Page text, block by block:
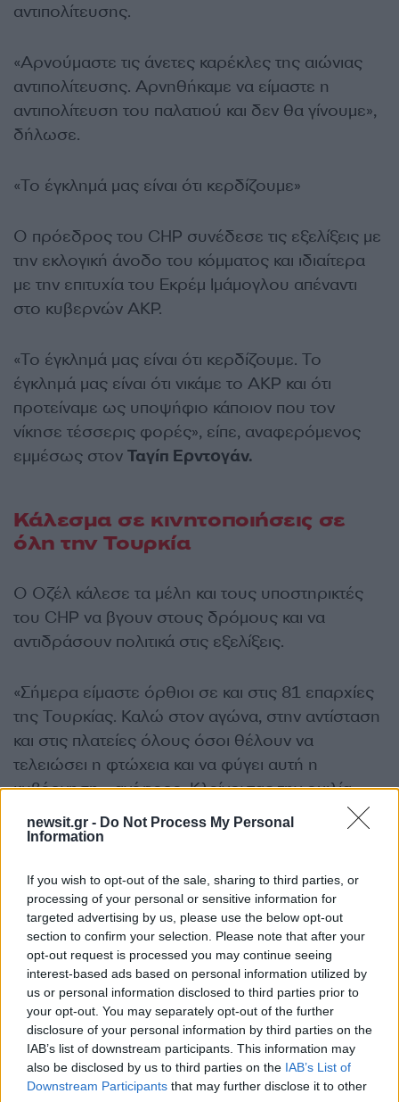
newsit.gr - Do Not Process My Personal
Information
If you wish to opt-out of the sale, sharing to third parties, or
processing of your personal or sensitive information for
targeted advertising by us, please use the below opt-out
section to confirm your selection. Please note that after your
opt-out request is processed you may continue seeing
interest-based ads based on personal information utilized by
us or personal information disclosed to third parties prior to
your opt-out. You may separately opt-out of the further
disclosure of your personal information by third parties on the
IAB’s list of downstream participants. This information may
also be disclosed by us to third parties on the IAB’s List of
Downstream Participants that may further disclose it to other
αντιπολίτευσης.
«Αρνούμαστε τις άνετες καρέκλες της αιώνιας
αντιπολίτευσης. Αρνηθήκαμε να είμαστε η
αντιπολίτευση του παλατιού και δεν θα γίνουμε»,
δήλωσε.
«Το έγκλημά μας είναι ότι κερδίζουμε»
Ο πρόεδρος του CHP συνέδεσε τις εξελίξεις με
την εκλογική άνοδο του κόμματος και ιδιαίτερα
με την επιτυχία του Εκρέμ Ιμάμογλου απέναντι
στο κυβερνών AKP.
«Το έγκλημά μας είναι ότι κερδίζουμε. Το
έγκλημά μας είναι ότι νικάμε το AKP και ότι
προτείναμε ως υποψήφιο κάποιον που τον
νίκησε τέσσερις φορές», είπε, αναφερόμενος
εμμέσως στον Ταγίπ Ερντογάν.
Κάλεσμα σε κινητοποιήσεις σε
όλη την Τουρκία
Ο Οζέλ κάλεσε τα μέλη και τους υποστηρικτές
του CHP να βγουν στους δρόμους και να
αντιδράσουν πολιτικά στις εξελίξεις.
«Σήμερα είμαστε όρθιοι σε και στις 81 επαρχίες
της Τουρκίας. Καλώ στον αγώνα, στην αντίσταση
και στις πλατείες όλους όσοι θέλουν να
τελειώσει η φτώχεια και να φύγει αυτή η
κυβέρνηση», ανέφερε. Κλείνοντας την ομιλία
του, προειδοποίησε με κλιμάκωση των
κινητοποιήσεων:
«Αν χρειαστεί θα σταματήσουμε τη ζωή. Δεν θα
παραδοθούμε».
Ιμάμογλου: «Δεν είναι πλήγμα
μόνο στο CHP, αλλά στη
δημοκρατία»
Ο υποψήφιος του CHP για την προεδρία της
Τουρκίας και έκπτωτος δήμαρχος